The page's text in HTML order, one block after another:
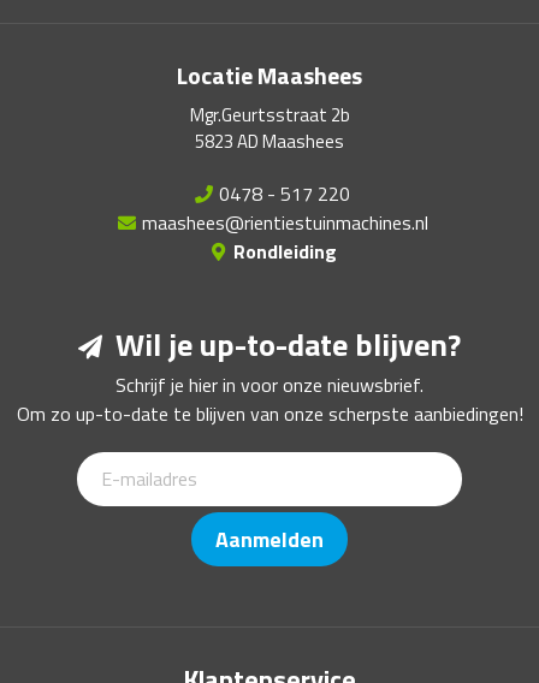
Locatie Maashees
Mgr.Geurtsstraat 2b
5823 AD Maashees
0478 - 517 220
maashees@rientiestuinmachines.nl
Rondleiding
Wil je up-to-date blijven?
Schrijf je hier in voor onze nieuwsbrief.
Om zo up-to-date te blijven van onze scherpste aanbiedingen!
Aanmelden